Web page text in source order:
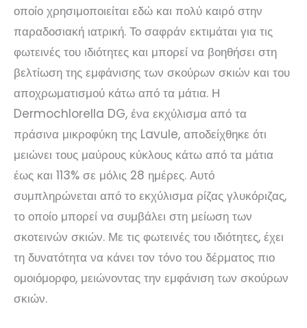
οποίο χρησιμοποιείται εδώ και πολύ καιρό στην
παραδοσιακή ιατρική. Το σαφράν εκτιμάται για τις
φωτεινές του ιδιότητες και μπορεί να βοηθήσει στη
βελτίωση της εμφάνισης των σκούρων σκιών και του
αποχρωματισμού κάτω από τα μάτια. Η
Dermochlorella DG, ένα εκχύλισμα από τα
πράσινα μικροφύκη της Lavule, αποδείχθηκε ότι
μειώνει τους μαύρους κύκλους κάτω από τα μάτια
έως και 113% σε μόλις 28 ημέρες. Αυτό
συμπληρώνεται από το εκχύλισμα ρίζας γλυκόριζας,
το οποίο μπορεί να συμβάλει στη μείωση των
σκοτεινών σκιών. Με τις φωτεινές του ιδιότητες, έχει
τη δυνατότητα να κάνει τον τόνο του δέρματος πιο
ομοιόμορφο, μειώνοντας την εμφάνιση των σκούρων
σκιών.